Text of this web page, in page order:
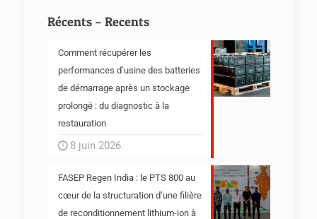
Récents – Recents
Comment récupérer les
performances d’usine des batteries
de démarrage après un stockage
prolongé : du diagnostic à la
restauration
8 juin 2026
FASEP Regen India : le PTS 800 au
cœur de la structuration d’une filière
de reconditionnement lithium-ion à